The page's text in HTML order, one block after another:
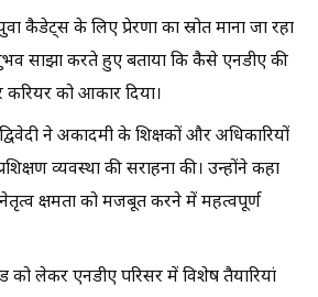
कैडेट्स के लिए प्रेरणा का स्रोत माना जा रहा
साझा करते हुए बताया कि कैसे एनडीए की
को आकार दिया।
ने अकादमी के शिक्षकों और अधिकारियों
व्यवस्था की सराहना की। उन्होंने कहा
क्षमता को मजबूत करने में महत्वपूर्ण
को लेकर एनडीए परिसर में विशेष तैयारियां